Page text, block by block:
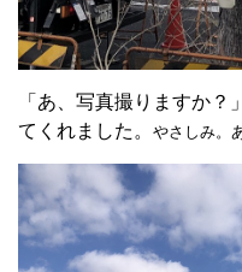
「あ、写真撮りますか
てくれました。 やさしみ。